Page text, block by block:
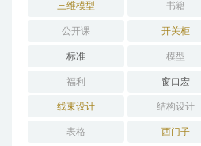
三维模型 书籍
公开课 开关柜
标准 模型
福利 窗口宏
线束设计 结构设计
表格 西门子